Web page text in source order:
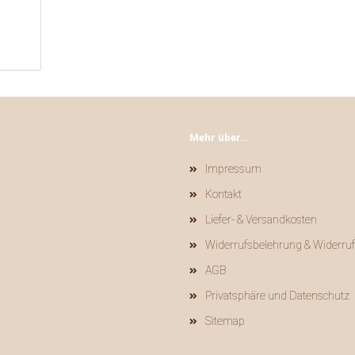
Mehr über...
Impressum
Kontakt
Liefer- & Versandkosten
Widerrufsbelehrung &
AGB
Privatsphäre und Datenschutz
Sitemap